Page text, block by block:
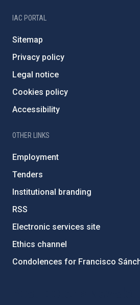
IAC PORTAL
Sitemap
Privacy policy
Legal notice
Cookies policy
Accessibility
OTHER LINKS
Employment
Tenders
Institutional branding
RSS
Electronic services site
Ethics channel
Condolences for Francisco